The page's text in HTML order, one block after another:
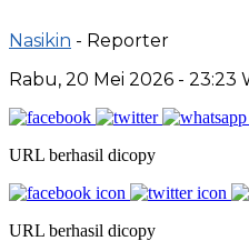
Nasikin - Reporter
Rabu, 20 Mei 2026 - 23:23
URL berhasil dicopy
URL berhasil dicopy